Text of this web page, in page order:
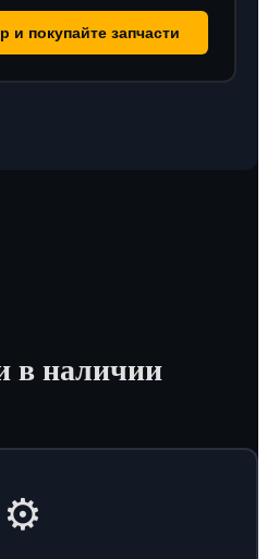
покупайте запчасти
в наличии
⚙️